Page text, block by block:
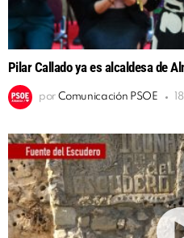
Pilar Callado ya es alcaldesa de
por Comunicación PSOE